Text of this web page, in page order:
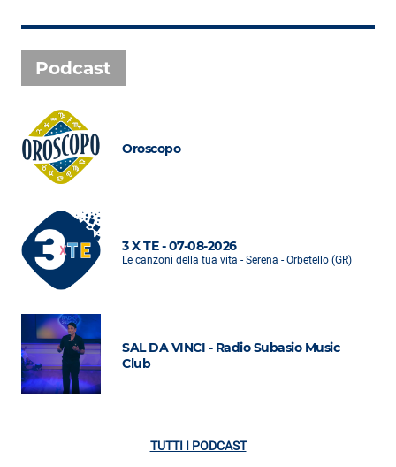
Podcast
Oroscopo
3 X TE - 07-08-2026
Le canzoni della tua vita - Serena - Orbetello (GR)
SAL DA VINCI - Radio Subasio Music
Club
TUTTI I PODCAST